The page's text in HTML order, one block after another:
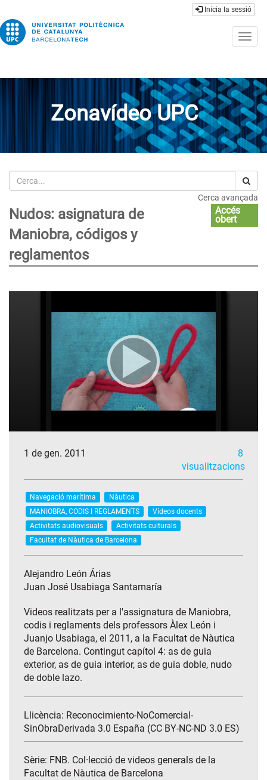
Inicia la sessió
Zonavídeo UPC
Cerca
Cerca avançada
Nudos: asignatura de
Maniobra, códigos y
reglamentos
Accés
obert
1 de gen. 2011
8
visualitzacions
Navegació marítima
Nàutica
MANIOBRA, CODIS I REGLAMENTS
Vídeos docents
Activitats audiovisuals
Activitats culturals
Facultat de Nàutica de Barcelona
Alejandro León Árias
Juan José Usabiaga Santamaría
Videos realitzats per a l'assignatura de Maniobra,
codis i reglaments dels professors Àlex León i
Juanjo Usabiaga, el 2011, a la Facultat de Nàutica
de Barcelona. Contingut capítol 4: as de guia
exterior, as de guia interior, as de guia doble, nudo
de doble lazo.
Llicència: Reconocimiento-NoComercial-
SinObraDerivada 3.0 España (CC BY-NC-ND 3.0 ES)
Sèrie: FNB. Col·lecció de videos generals de la
Facultat de Nàutica de Barcelona